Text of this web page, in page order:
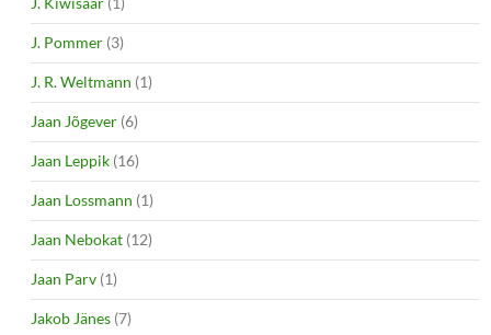
J. Pommer (3)
J. R. Weltmann (1)
Jaan Jõgever (6)
Jaan Leppik (16)
Jaan Lossmann (1)
Jaan Nebokat (12)
Jaan Parv (1)
Jakob Jänes (7)